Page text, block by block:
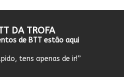
DA TROFA
de BTT estão aqui
tens apenas de ir!”